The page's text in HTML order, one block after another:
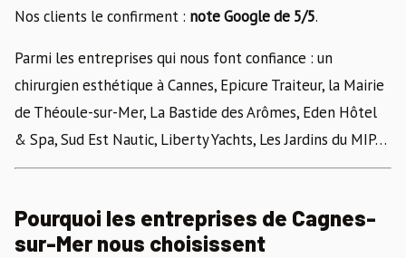
Nos clients le confirment : note Google de 5/5.
Parmi les entreprises qui nous font confiance : un
chirurgien esthétique à Cannes, Epicure Traiteur, la Mairie
de Théoule-sur-Mer, La Bastide des Arômes, Eden Hôtel
& Spa, Sud Est Nautic, Liberty Yachts, Les Jardins du MIP…
Pourquoi les entreprises de Cagnes-
sur-Mer nous choisissent